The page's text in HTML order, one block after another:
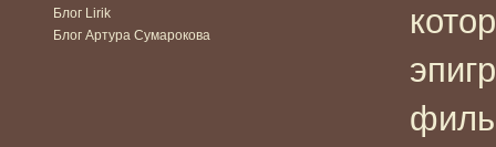
Блог Lirik
Блог Артура Сумарокова